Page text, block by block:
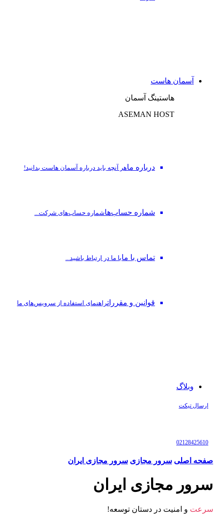
آسمان هاست
هاستینگ آسمان
ASEMAN HOST
درباره ماهر آنچه باید درباره آسمان هاست بدانید!
شماره حساب‌هاشماره حساب‌های شرکت...
تماس با مابا ما در ارتباط باشید...
قوانین و مقرراتراهنمای استفاده از سرویس‌های ما
وبلاگ
ارسال تیکت
02128425610
صفحه اصلی سرور مجازی سرور مجازی ایران
سرور مجازی ایران
سرعت و امنیت در دستان توسعه!